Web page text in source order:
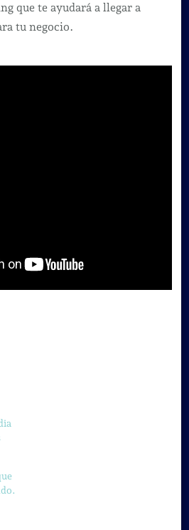
que te ayudará a llegar a
tu negocio.